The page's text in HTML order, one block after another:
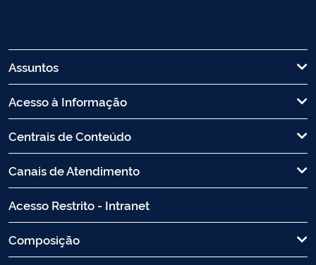
Assuntos
Acesso à Informação
Centrais de Conteúdo
Canais de Atendimento
Acesso Restrito - Intranet
Composição